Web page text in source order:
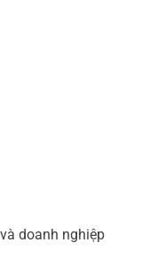
doanh nghiệp